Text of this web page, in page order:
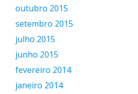
outubro 2015
setembro 2015
julho 2015
junho 2015
fevereiro 2014
janeiro 2014